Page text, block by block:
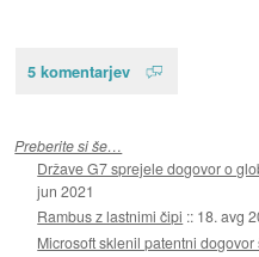
5 komentarjev
Preberite si še…
Države G7 sprejele dogovor o
jun 2021
Rambus z lastnimi čipi :: 18. avg
Microsoft sklenil patentni